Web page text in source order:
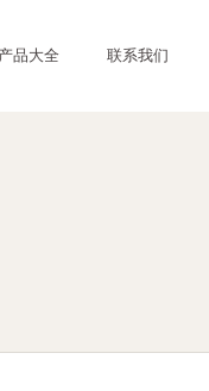
产品大全 联系我们